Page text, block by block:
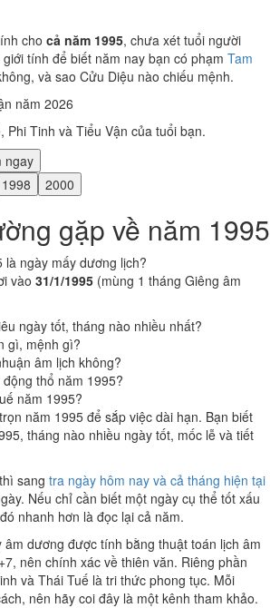
cho cả năm 1995, chưa xét tuổi người
tính để biết năm nay bạn có phạm Tam
và sao Cửu Diệu nào chiếu mệnh.
năm 2026
Phi Tinh và Tiểu Vận của tuổi bạn.
ngay
1998 2000
gặp về năm 1995
là ngày mấy dương lịch?
vào 31/1/1995 (mùng 1 tháng Giêng âm
ngày tốt, tháng nào nhiều nhất?
gì, mệnh gì?
âm lịch không?
thổ năm 1995?
năm 1995?
năm 1995 để sắp việc dài hạn. Bạn biết
tháng nào nhiều ngày tốt, mốc lễ và tiết
sang tra ngày hôm nay và cả tháng hiện tại
Nếu chỉ cần biết một ngày cụ thể tốt xấu
nhanh hơn là đọc lại cả năm.
dương được tính bằng thuật toán lịch âm
nên chính xác về thiên văn. Riêng phần
và Thái Tuế là tri thức phong tục. Mỗi
nên hãy coi đây là một kênh tham khảo.